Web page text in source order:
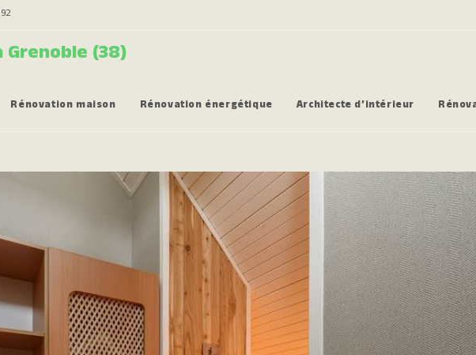
(38)
Rénovation maison Rénovation énergétique Architecte d’intérieur